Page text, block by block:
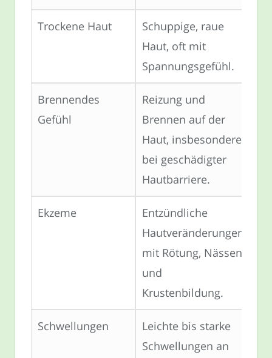
Trockene Haut
Schuppige, raue
Haut, oft mit
Spannungsgefühl.
Brennendes
Gefühl
Reizung und
Brennen auf der
Haut, insbesondere
bei geschädigter
Hautbarriere.
Ekzeme
Entzündliche
Hautveränderungen
mit Rötung, Nässen
und
Krustenbildung.
Schwellungen
Leichte bis starke
Schwellungen an